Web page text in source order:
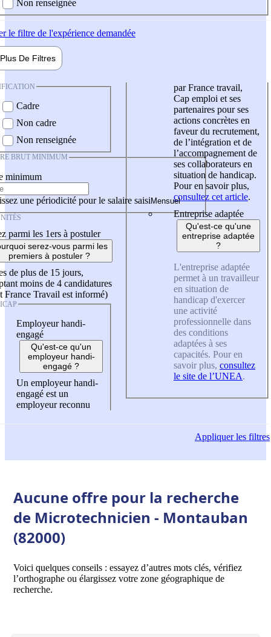
Non renseignée
le filtre de l'expérience demandée
Plus De Filtres
Cadre
Non cadre
Non renseignée
BRUT MINIMUM
minimum
une périodicité pour le salaire saisi
parmi les 1ers à postuler
serez-vous parmi les
premiers à postuler ?
de plus de 15 jours,
moins de 4 candidatures
France Travail est informé)
Employeur handi-
engagé
Qu'est-ce qu'un
employeur handi-
engagé ?
Un employeur handi-
engagé est un
employeur reconnu
par France travail,
Cap emploi et ses
partenaires pour ses
actions concrètes en
faveur du recrutement,
de l’intégration et de
l’accompagnement de
ses collaborateurs en
situation de handicap.
Pour en savoir plus,
consultez cet article.
Entreprise adaptée
Qu'est-ce qu'une
entreprise adaptée
?
L'entreprise adaptée
permet à un travailleur
en situation de
handicap d'exercer
une activité
professionnelle dans
des conditions
adaptées à ses
capacités. Pour en
savoir plus, consultez
le site de l’UNEA.
Appliquerles filtres
Aucune offre pour la recherche
de Microtechnicien - Montauban
(82000)
Voici quelques conseils : essayez d’autres mots clés, vérifiez
l’orthographe ou élargissez votre zone géographique de
recherche.